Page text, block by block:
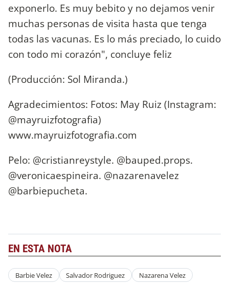
exponerlo. Es muy bebito y no dejamos venir
muchas personas de visita hasta que tenga
todas las vacunas. Es lo más preciado, lo cuido
con todo mi corazón", concluye feliz
(Producción: Sol Miranda.)
Agradecimientos: Fotos: May Ruiz (Instagram:
@mayruizfotografia)
www.mayruizfotografia.com
Pelo: @cristianreystyle. @bauped.props.
@veronicaespineira. @nazarenavelez
@barbiepucheta.
EN ESTA NOTA
Barbie Velez Salvador Rodriguez Nazarena Velez